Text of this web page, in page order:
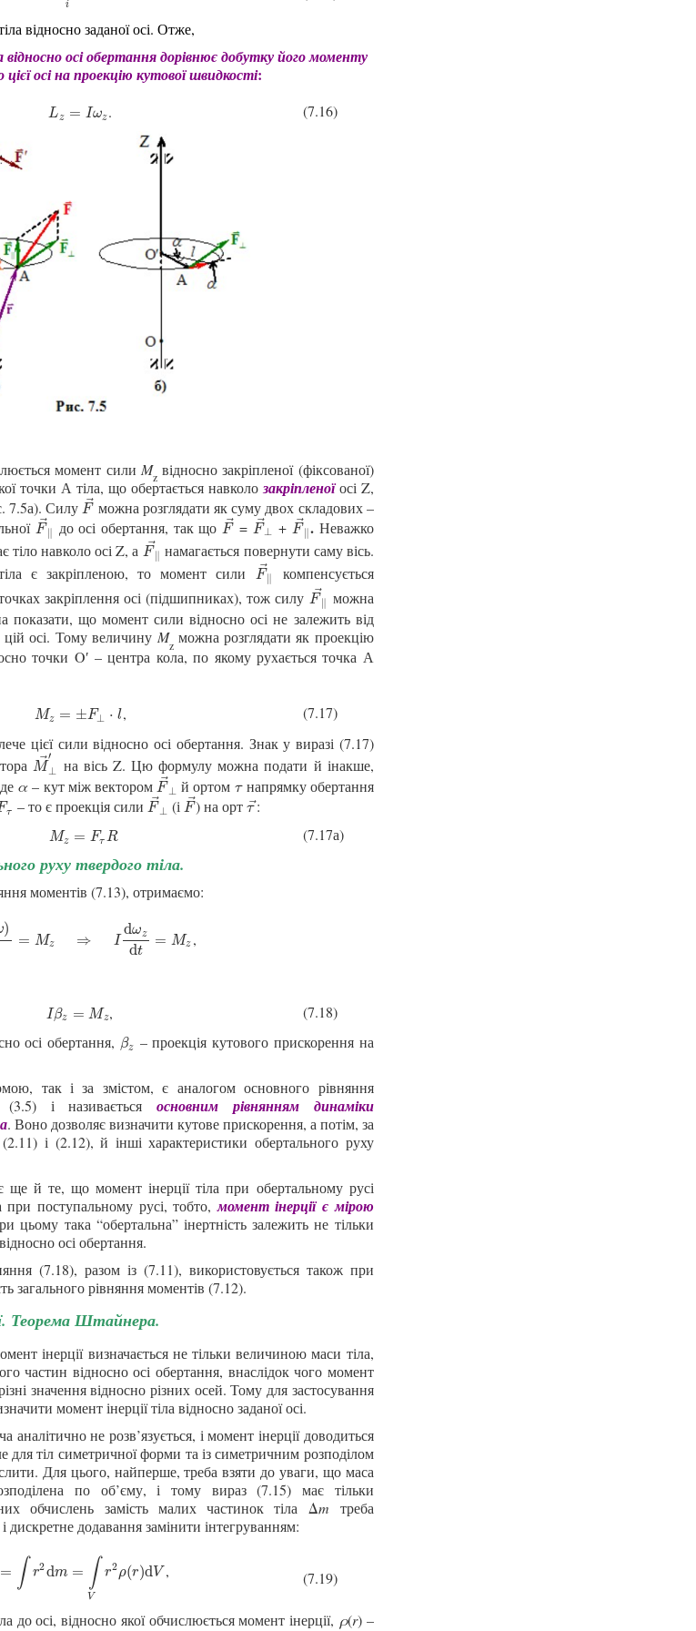
i
відносно заданої осі. Отже,
осі обертання дорівнює добутку його моменту
цієї осі на проекцію кутової швидкості:
Lz = Iωz
Lz=Iωz . (7.16)
момент сили Mz відносно закріпленої (фіксованої)
точки А тіла, що обертається навколо закріпленої осі Z,
7.5а). Силу F
F→можна розглядати як суму двох складових –
F⃗
∥
F→ ∥
до осі обертання, так що F
F→= F⃗
⊥
F→ ⊥
+ F ⃗
∥
F→ ∥
. Неважко
тіло навколо осі Z, а F⃗
∥
F→∥
намагається повернути саму вісь.
є закріпленою, то момент сили F⃗
∥
F→ ∥компенсується
закріплення осі (підшипниках), тож силуF⃗
∥
F→ ∥
можна
показати, що момент сили відносно осі не залежить від
осі. Тому величину Mz можна розглядати як проекцію
точки O′ – центра кола, по якому рухається точка А
Mz = ±F ⊥ ⋅ l
Mz=±F⊥⋅l ,
(7.17)
цієї сили відносно осі обертання. Знак у виразі (7.17)
M⃗′
⊥
M→ ⊥′
на вісь Z. Цю формулу можна подати й інакше,
α– кут між вектором F ⊥
F→ ⊥
й ортом τ
τнапрямку обертання
τ – то є проекція сили F ⊥
F→ ⊥
(і F ⃗
F→
) на ортτ⃗
τ→:
Mz = Fτ R
Mz=FτR (7.17а)
руху твердого тіла.
моментів (7.13), отримаємо:
)
= Mz ⇒ I
dωz
dt
= Mz
dt =M z⇒I zdt z
,
Iβz = Mz
Iβz= M z ,
(7.18)
осі обертання, βz
βz – проекція кутового прискорення на
так і за змістом, є аналогом основного рівняння
(3.5) і називаєтьсяосновним рівнянням динаміки
. Воно дозволяє визначити кутове прискорення, а потім, за
(2.11) і (2.12), й інші характеристики обертального руху
ще й те, що момент інерції тіла при обертальному русі
при поступальному русі, тобто, момент інерції є мірою
цьому така “обертальна” інертність залежить не тільки
осі обертання.
(7.18), разом із (7.11), використовується такожпри
загального рівняння моментів (7.12).
Теорема Штайнера.
інерції визначається не тільки величиною маси тіла,
частин відносно осі обертання, внаслідок чого момент
значення відносно різних осей. Тому для застосування
момент інерції тіла відносно заданої осі.
аналітично не розв’язується, і момент інерції доводиться
тіл симетричної форми та із симетричним розподілом
Для цього, найперше, треба взяти до уваги, що маса
по об’єму, і тому вираз (7.15) має тільки
обчислень замість малих частинок тіла Δm треба
і дискретне додавання замінити інтегруванням:
= ∫ r2dm = ∫
V
r2ρ(r)dV
∫r2 dm=∫Vr2 ρ(r dV , (7.19)
до осі, відносно якої обчислюється момент інерції, ρ(r) –